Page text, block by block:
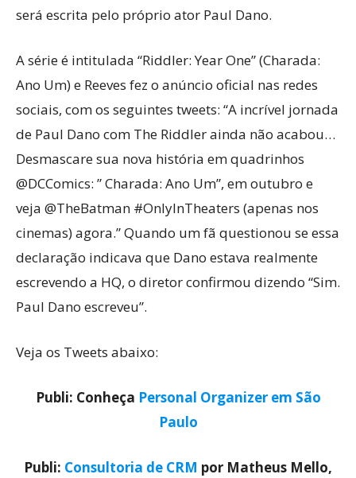
será escrita pelo próprio ator Paul Dano.
A série é intitulada “Riddler: Year One” (Charada:
Ano Um) e Reeves fez o anúncio oficial nas redes
sociais, com os seguintes tweets: “A incrível jornada
de Paul Dano com The Riddler ainda não acabou…
Desmascare sua nova história em quadrinhos
@DCComics: ” Charada: Ano Um”, em outubro e
veja @TheBatman #OnlyInTheaters (apenas nos
cinemas) agora.” Quando um fã questionou se essa
declaração indicava que Dano estava realmente
escrevendo a HQ, o diretor confirmou dizendo “Sim.
Paul Dano escreveu”.
Veja os Tweets abaixo:
Publi: Conheça Personal Organizer em São
Paulo
Publi: Consultoria de CRM por Matheus Mello,